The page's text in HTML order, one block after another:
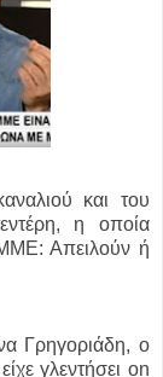
και του
η οποία
Απειλούν ή
Γρηγοριάδη, ο
γλεντήσει on